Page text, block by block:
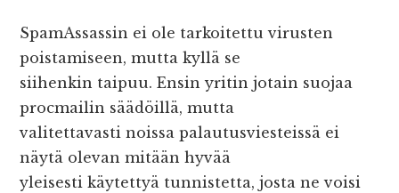
SpamAssassin ei ole tarkoitettu virusten
poistamiseen, mutta kyllä se
siihenkin taipuu. Ensin yritin jotain suojaa
procmailin säädöillä, mutta
valitettavasti noissa palautusviesteissä ei
näytä olevan mitään hyvää
yleisesti käytettyä tunnistetta, josta ne voisi